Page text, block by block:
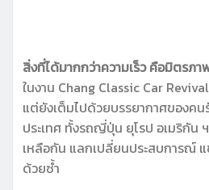
สิ่งที่ได้มากกว่าความเร็ว คือมิตรภา
ในงาน Chang Classic Car
แต่ยังเต็มไปด้วยบรรยากาศของค
ประเทศ ทั้งรถญี่ปุ่น ยุโรป อเมริกัน
เหลือกัน แลกเปลี่ยนประสบการณ์ แ
ด้วยซ้ำ